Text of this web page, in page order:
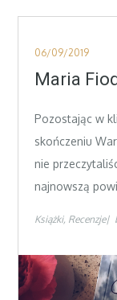
Posted
on
06/09/2019
Maria
Pozostając w
skończeniu
nie
najnowszą
Książki Recenzje